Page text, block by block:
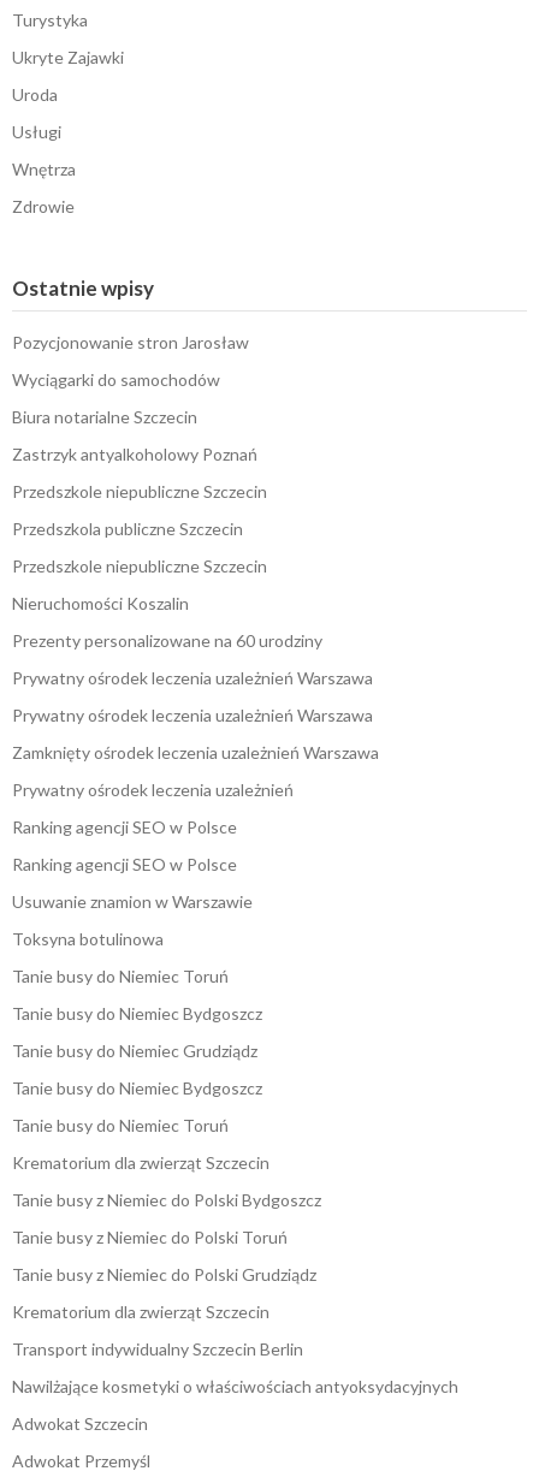
Turystyka
Ukryte Zajawki
Uroda
Usługi
Wnętrza
Zdrowie
Ostatnie wpisy
Pozycjonowanie stron Jarosław
Wyciągarki do samochodów
Biura notarialne Szczecin
Zastrzyk antyalkoholowy Poznań
Przedszkole niepubliczne Szczecin
Przedszkola publiczne Szczecin
Przedszkole niepubliczne Szczecin
Nieruchomości Koszalin
Prezenty personalizowane na 60 urodziny
Prywatny ośrodek leczenia uzależnień Warszawa
Prywatny ośrodek leczenia uzależnień Warszawa
Zamknięty ośrodek leczenia uzależnień Warszawa
Prywatny ośrodek leczenia uzależnień
Ranking agencji SEO w Polsce
Ranking agencji SEO w Polsce
Usuwanie znamion w Warszawie
Toksyna botulinowa
Tanie busy do Niemiec Toruń
Tanie busy do Niemiec Bydgoszcz
Tanie busy do Niemiec Grudziądz
Tanie busy do Niemiec Bydgoszcz
Tanie busy do Niemiec Toruń
Krematorium dla zwierząt Szczecin
Tanie busy z Niemiec do Polski Bydgoszcz
Tanie busy z Niemiec do Polski Toruń
Tanie busy z Niemiec do Polski Grudziądz
Krematorium dla zwierząt Szczecin
Transport indywidualny Szczecin Berlin
Nawilżające kosmetyki o właściwościach antyoksydacyjnych
Adwokat Szczecin
Adwokat Przemyśl